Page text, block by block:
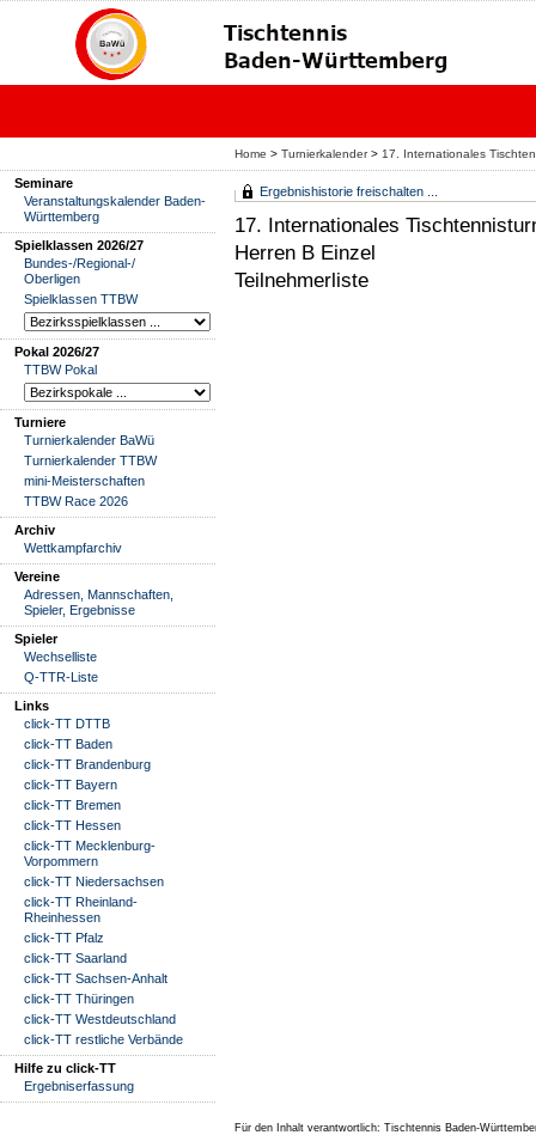
Home > Turnierkalender> 17. Internationales
Seminare
Veranstaltungskalender Baden-
Württemberg
Spielklassen 2026/27
Bundes-/Regional-/
Oberligen
Spielklassen TTBW
Pokal 2026/27
TTBW Pokal
Turniere
Turnierkalender BaWü
Turnierkalender TTBW
mini-Meisterschaften
TTBW Race 2026
Archiv
Wettkampfarchiv
Vereine
Adressen, Mannschaften,
Spieler, Ergebnisse
Spieler
Wechselliste
Q-TTR-Liste
Links
click-TT DTTB
click-TT Baden
click-TT Brandenburg
click-TT Bayern
click-TT Bremen
click-TT Hessen
click-TT Mecklenburg-
Vorpommern
click-TT Niedersachsen
click-TT Rheinland-
Rheinhessen
click-TT Pfalz
click-TT Saarland
click-TT Sachsen-Anhalt
click-TT Thüringen
click-TT Westdeutschland
click-TT restliche Verbände
Hilfe zu click-TT
Ergebniserfassung
Ergebnishistorie freischalten ...
17. Internationales
Herren B Einzel
Teilnehmerliste
Für den Inhalt verantwortlich: Tischtennis Baden-